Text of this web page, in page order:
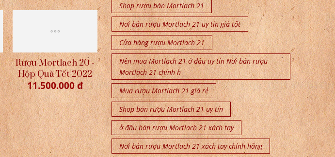
Rượu Mortlach 20 -
Hộp Quà Tết 2022
Shop rượu bán Mortlach 21
Nơi bán rượu Mortlach 21 uy tín giá tốt
Cửa hàng rượu Mortlach 21
Nên mua Mortlach 21 ở đâu uy tín Nơi bán rượu
Mortlach 21 chính h
Mua rượu Mortlach 21 giá rẻ
Shop bán rượu Mortlach 21 uy tín
ở đâu bán rượu Mortlach 21 xách tay
Nơi bán rượu Mortlach 21 xách tay chính hãng